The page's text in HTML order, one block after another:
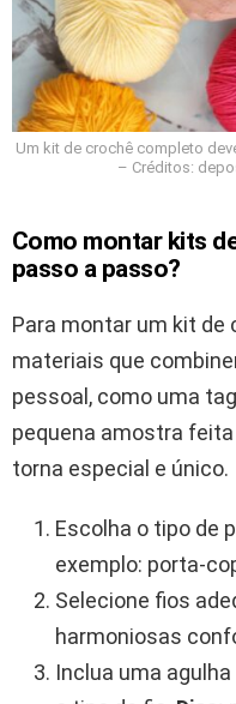
Um kit de crochê completo
– Créditos:
Como montar kits
passo a passo?
Para montar um kit de
materiais que
pessoal, como uma
pequena amostra
torna especial e único.
Escolha o tipo de
exemplo: porta-
Selecione fios
harmoniosas
Inclua uma